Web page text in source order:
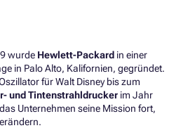
wurde Hewlett-Packardin einer
in Palo Alto, Kalifornien, gegründet.
für Walt Disney bis zum
und Tintenstrahldruckerim Jahr
Unternehmen seine Mission fort,